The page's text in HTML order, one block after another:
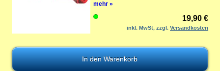
mehr »
19,90 €
inkl. MwSt, zzgl.Versandkosten